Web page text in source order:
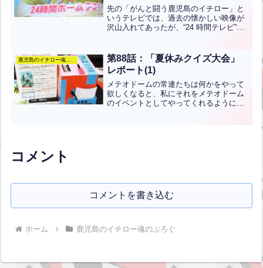
出」
先の「がんと闘う鹿児島のイチロー」と
いうテレビでは、過去の懐かしい映像が
沢山入れてあったが、“24 時間テレビ”の
れることのない「ホームランの女神様」
を思い出したのだ。撮...全文はクリック
第88話：「夏休みクイズ大会」
レポート(1)
メテオドームの常連たちは何かをやって
欲しくなると、私にそれをメテオドーム
のイベントとしてやってくれるように頼
コメント
コメントを書き込む
ホーム 鹿児島のイチロー魂のぶろぐ